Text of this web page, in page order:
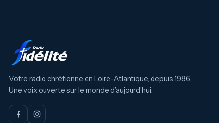
Votre radio chrétienne en Loire-Atlantique, depuis 1986.
Une voix ouverte sur le monde d’aujourd’hui.